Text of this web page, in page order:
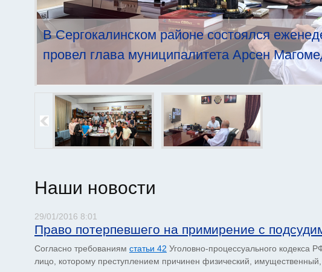
В Сергокалинском районе состоялся
провел глава муниципалитета Арсен
Наши новости
29/01/2016 8:01
Право потерпевшего на примирение с
Согласно требованиям статьи 42 Уголовно-процессуального кодекса
лицо, которому преступ­лением причинен физический,
Страницы